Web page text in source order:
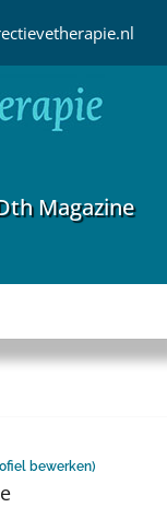
Magazine
bewerken)